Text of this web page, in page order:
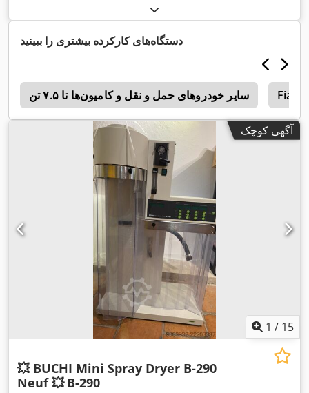
دستگاه‌های کارکرده بیشتری را ببینید
سایر خودروهای حمل و نقل و کامیون‌ها تا ۷.۵ تن Fiat
آگهی کوچک
1 / 15
💥 BUCHI Mini Spray Dryer B-290
Neuf 💥 B-290